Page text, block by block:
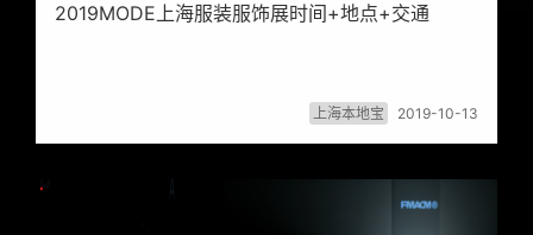
2019MODE上海服装服饰展时间+地点+交通
上海本地宝 2019-10-13